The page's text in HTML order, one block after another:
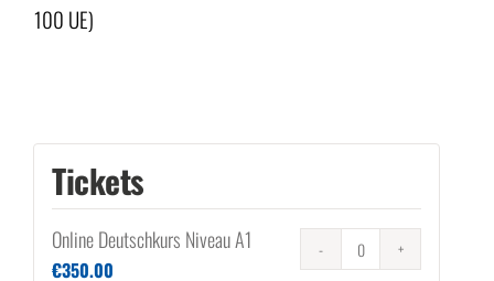
100 UE)
Tickets
Online Deutschkurs Niveau A1
€350.00 Anzahl